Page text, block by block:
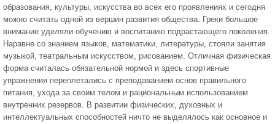
образования, культуры, искусства во всех его проявлениях и сегодня
можно считать одной из вершин развития общества. Греки большое
внимание уделяли обучению и воспитанию подрастающего поколения.
Наравне со знанием языков, математики, литературы, стояли занятия
музыкой, театральным искусством, рисованием. Отличная физическая
форма считалась обязательной нормой и здесь спортивные
упражнения переплетались с преподаванием основ правильного
питания, ухода за своим телом и рациональным использованием
внутренних резервов. В развитии физических, духовных и
интеллектуальных способностей ничто не выделялось как основное и